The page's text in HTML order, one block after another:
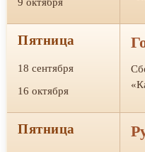
Пятница
18 сентября
16 октября
Пятница